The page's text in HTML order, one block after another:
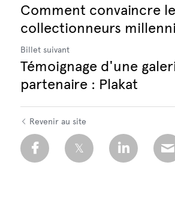
Comment convaincre
collectionneurs
Billet suivant
Témoignage d'une
partenaire : Plakat
Revenir au site